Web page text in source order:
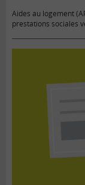
Aides au logement
prestations sociales